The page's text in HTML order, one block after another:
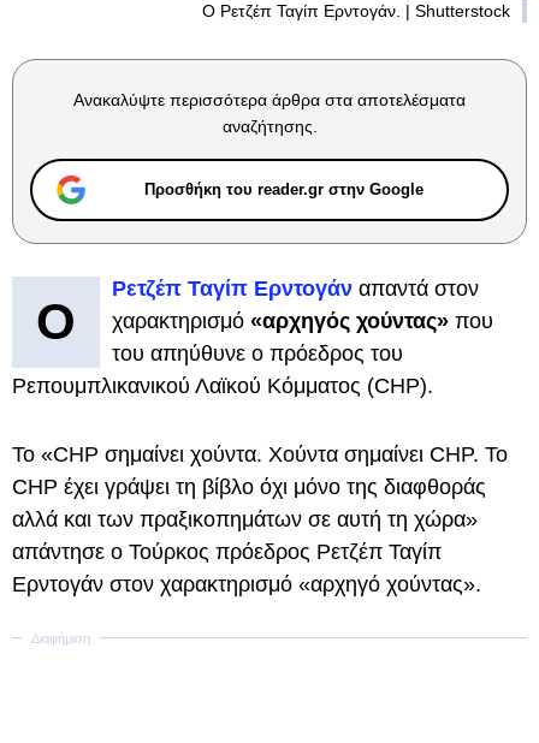
Ο Ρετζέπ Ταγίπ Ερντογάν. | Shutterstock
Ανακαλύψτε περισσότερα άρθρα στα αποτελέσματα
αναζήτησης.
Προσθήκη του reader.gr στην Google
Ο
Ρετζέπ Ταγίπ Ερντογάν απαντά στον
χαρακτηρισμό «αρχηγός χούντας» που
του απηύθυνε ο πρόεδρος του
Ρεπουμπλικανικού Λαϊκού Κόμματος (CHP).
Το «CHP σημαίνει χούντα. Χούντα σημαίνει CHP. Το
CHP έχει γράψει τη βίβλο όχι μόνο της διαφθοράς
αλλά και των πραξικοπημάτων σε αυτή τη χώρα»
απάντησε ο Τούρκος πρόεδρος Ρετζέπ Ταγίπ
Ερντογάν στον χαρακτηρισμό «αρχηγό χούντας».